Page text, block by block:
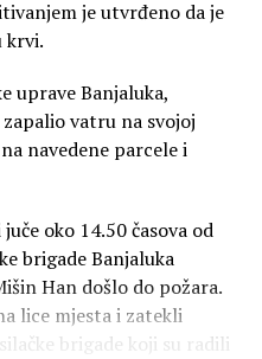
je utvrđeno da je
krvi.
uprave Banjaluka,
vatru na svojoj
navedene parcele i
oko 14.50 časova od
brigade Banjaluka
Han došlo do požara.
lice mjesta i zatekli
brigade koji su radili